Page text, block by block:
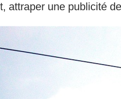
attraper une publicité